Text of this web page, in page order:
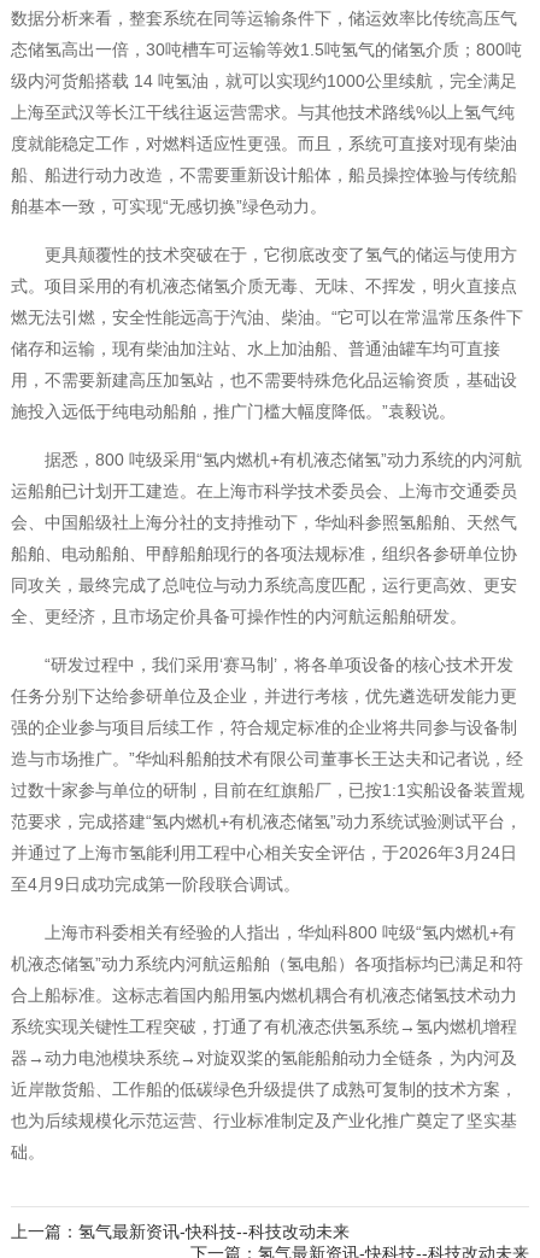
数据分析来看，整套系统在同等运输条件下，储运效率比传统高压气
态储氢高出一倍，30吨槽车可运输等效1.5吨氢气的储氢介质；800吨
级内河货船搭载 14 吨氢油，就可以实现约1000公里续航，完全满足
上海至武汉等长江干线往返运营需求。与其他技术路线%以上氢气纯
度就能稳定工作，对燃料适应性更强。而且，系统可直接对现有柴油
船、船进行动力改造，不需要重新设计船体，船员操控体验与传统船
舶基本一致，可实现“无感切换”绿色动力。
更具颠覆性的技术突破在于，它彻底改变了氢气的储运与使用方
式。项目采用的有机液态储氢介质无毒、无味、不挥发，明火直接点
燃无法引燃，安全性能远高于汽油、柴油。“它可以在常温常压条件下
储存和运输，现有柴油加注站、水上加油船、普通油罐车均可直接
用，不需要新建高压加氢站，也不需要特殊危化品运输资质，基础设
施投入远低于纯电动船舶，推广门槛大幅度降低。”袁毅说。
据悉，800 吨级采用“氢内燃机+有机液态储氢”动力系统的内河航
运船舶已计划开工建造。在上海市科学技术委员会、上海市交通委员
会、中国船级社上海分社的支持推动下，华灿科参照氢船舶、天然气
船舶、电动船舶、甲醇船舶现行的各项法规标准，组织各参研单位协
同攻关，最终完成了总吨位与动力系统高度匹配，运行更高效、更安
全、更经济，且市场定价具备可操作性的内河航运船舶研发。
“研发过程中，我们采用‘赛马制’，将各单项设备的核心技术开发
任务分别下达给参研单位及企业，并进行考核，优先遴选研发能力更
强的企业参与项目后续工作，符合规定标准的企业将共同参与设备制
造与市场推广。”华灿科船舶技术有限公司董事长王达夫和记者说，经
过数十家参与单位的研制，目前在红旗船厂，已按1:1实船设备装置规
范要求，完成搭建“氢内燃机+有机液态储氢”动力系统试验测试平台，
并通过了上海市氢能利用工程中心相关安全评估，于2026年3月24日
至4月9日成功完成第一阶段联合调试。
上海市科委相关有经验的人指出，华灿科800 吨级“氢内燃机+有
机液态储氢”动力系统内河航运船舶（氢电船）各项指标均已满足和符
合上船标准。这标志着国内船用氢内燃机耦合有机液态储氢技术动力
系统实现关键性工程突破，打通了有机液态供氢系统→氢内燃机增程
器→动力电池模块系统→对旋双桨的氢能船舶动力全链条，为内河及
近岸散货船、工作船的低碳绿色升级提供了成熟可复制的技术方案，
也为后续规模化示范运营、行业标准制定及产业化推广奠定了坚实基
础。
上一篇：氢气最新资讯-快科技--科技改动未来
下一篇：氢气最新资讯-快科技--科技改动未来